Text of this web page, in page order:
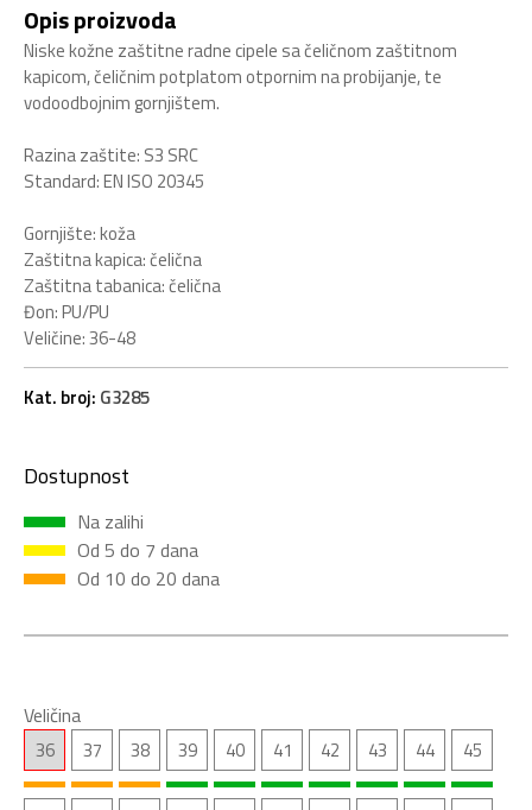
Opis proizvoda
Niske kožne zaštitne radne cipele sa čeličnom zaštitnom
kapicom, čeličnim potplatom otpornim na probijanje, te
vodoodbojnim gornjištem.
Razina zaštite: S3 SRC
Standard: EN ISO 20345
Gornjište: koža
Zaštitna kapica: čelična
Zaštitna tabanica: čelična
Đon: PU/PU
Veličine: 36-48
Kat. broj: G3285
Dostupnost
Na zalihi
Od 5 do 7 dana
Od 10 do 20 dana
Veličina
36 37 38 39 40 41 42 43 44 45